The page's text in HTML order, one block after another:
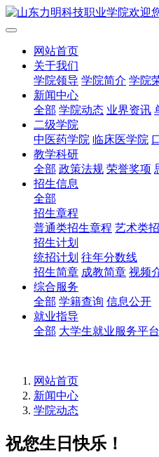
网站首页
关于我们
学院领导 学院简介 学院
新闻中心
全部 学院动态 业界资讯
二级学院
中医药学院 临床医学院
教学科研
全部 政策法规 荣誉奖项
招生信息
全部
招生章程
普通类招生章程 艺术类
招生计划
统招计划 往年分数线
招生简章 成教简章 视频
综合服务
全部 学籍查询 信息公开
就业指导
全部 大学生就业服务平台
网站首页
新闻中心
学院动态
祝您生日快乐！